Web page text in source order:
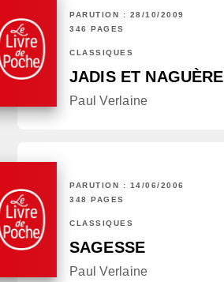
PARUTION : 28/10/2009
346 PAGES
CLASSIQUES
JADIS ET NAGUÈRE
Paul Verlaine
PARUTION : 14/06/2006
348 PAGES
CLASSIQUES
SAGESSE
Paul Verlaine